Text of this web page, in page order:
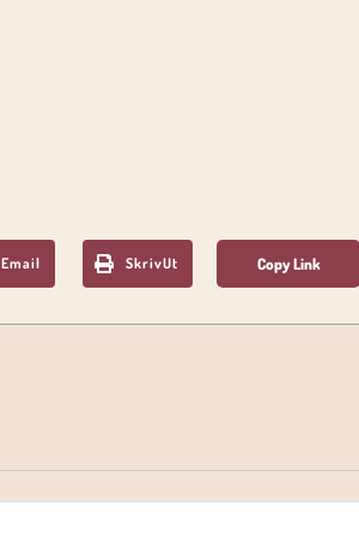
Email SkrivUt